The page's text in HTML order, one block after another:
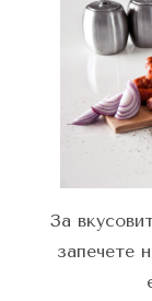
За
запечете